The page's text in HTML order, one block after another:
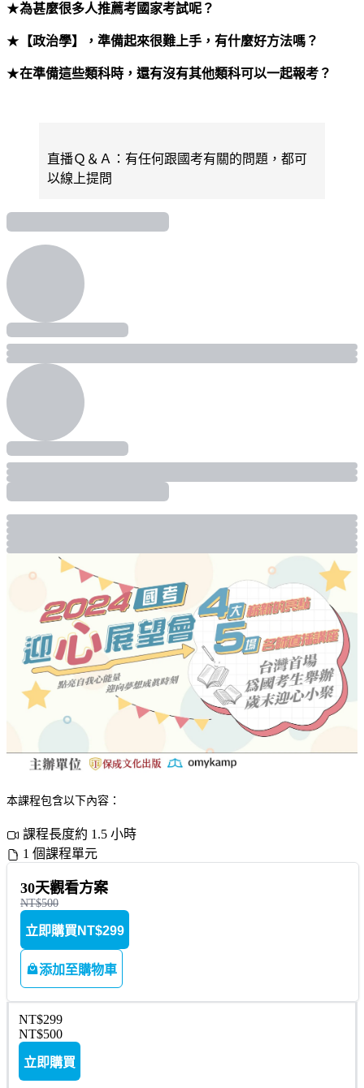
★為甚麼很多人推薦考國家考試呢？
★ 【政治學】 ，準備起來很難上手，有什麼好方法嗎？
★在準備這些類科時，還有沒有其他類科可以一起報考？
直播Ｑ＆Ａ：有任何跟國考有關的問題，都可
以線上提問
本課程包含以下內容：
課程長度約 1.5 小時
1 個課程單元
30天觀看方案
NT$500
立即購買 NT$299
添加至購物車
NT$299
NT$500
立即購買